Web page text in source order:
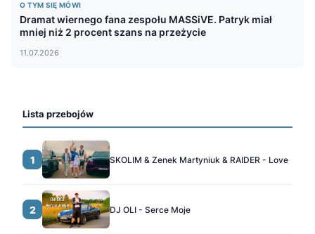
O TYM SIĘ MÓWI
Dramat wiernego fana zespołu MASSiVE. Patryk miał
mniej niż 2 procent szans na przeżycie
11.07.2026
Lista przebojów
1 SKOLIM & Zenek Martyniuk & RAIDER - Love
2 DJ OLI - Serce Moje